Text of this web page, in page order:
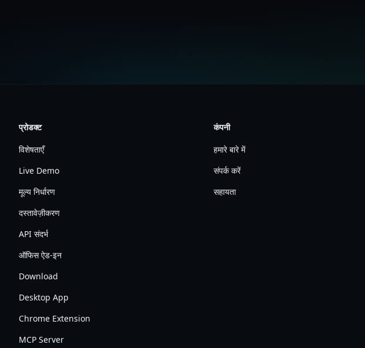
प्रोडक्ट
विशेषताएँ
Live Demo
मूल्य निर्धारण
दस्तावेज़ीकरण
API संदर्भ
ऑफिस ऐड-इन
Download
Desktop App
Chrome Extension
MCP Server
कंपनी
हमारे बारे में
संपर्क करें
सहायता